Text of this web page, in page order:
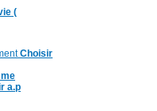
(
Choisir
a.p